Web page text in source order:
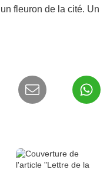
fleuron de la cité. Un